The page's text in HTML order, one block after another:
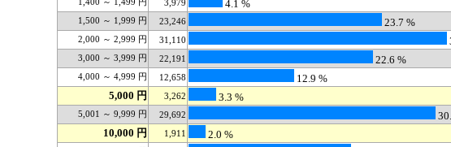
3,979 4.1 %
1,500 ～ 1,999 円 23,246 23.7 %
2,000 ～ 2,999 円 31,110
3,000 ～ 3,999 円 22,191 22.6 %
4,000 ～ 4,999 円 12,658
12.9 %
5,000 円
3,262 3.3 %
5,001 ～ 9,999 円 29,692
10,000 円
1,911 2.0 %